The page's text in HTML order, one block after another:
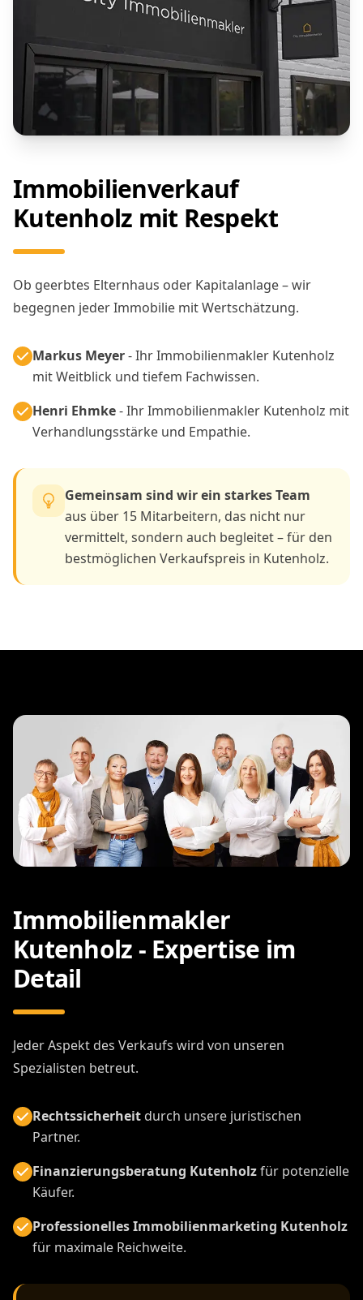
Immobilienverkauf
Kutenholz mit Respekt
Ob geerbtes Elternhaus oder Kapitalanlage – wir
begegnen jeder Immobilie mit Wertschätzung.
Markus Meyer- Ihr Immobilienmakler Kutenholz
mit Weitblick und tiefem Fachwissen.
Henri Ehmke- Ihr Immobilienmakler Kutenholz mit
Verhandlungsstärke und Empathie.
Gemeinsam sind wir ein starkes Team
aus über 15 Mitarbeitern, das nicht nur
vermittelt, sondern auch begleitet – für den
bestmöglichen Verkaufspreis in Kutenholz.
Immobilienmakler
Kutenholz - Expertise im
Detail
Jeder Aspekt des Verkaufs wird von unseren
Spezialisten betreut.
Rechtssicherheitdurch unsere juristischen
Partner.
Finanzierungsberatung Kutenholzfür potenzielle
Käufer.
Professionelles Immobilienmarketing Kutenholz
für maximale Reichweite.